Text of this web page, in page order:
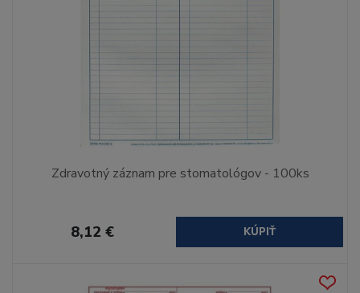
Zdravotný záznam pre stomatológov - 100ks
8,12 € KÚPIŤ